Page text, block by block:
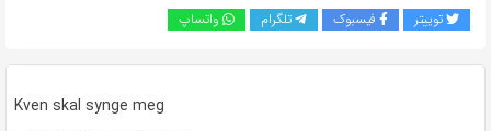
توییتر فیسبوک تلگرام واتساپ
Kven skal synge meg